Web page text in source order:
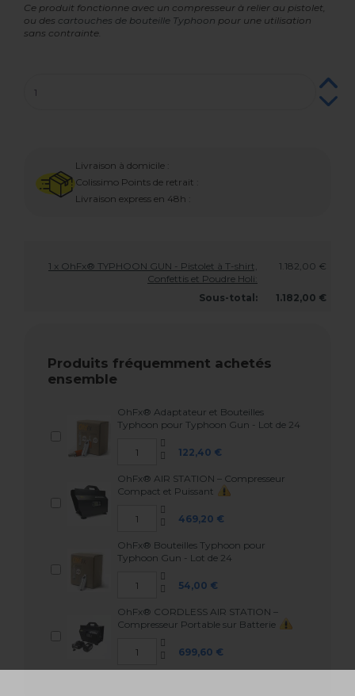
Ce produit fonctionne avec un compresseur à relier au pistolet,
ou des cartouches de bouteille Typhoon pour une utilisation
sans contrainte.
Livraison à domicile :
Colissimo Points de retrait :
Livraison express en 48h :
1 x OhFx® TYPHOON GUN - Pistolet à T-shirt,
Confettis et Poudre Holi:
1.182,00 €
Sous-total: 1.182,00 €
Produits fréquemment achetés
ensemble
OhFx® Adaptateur et Bouteilles
Typhoon pour Typhoon Gun - Lot de 24
122,40 €
OhFx® AIR STATION – Compresseur
Compact et Puissant
469,20 €
OhFx® Bouteilles Typhoon pour
Typhoon Gun - Lot de 24
54,00 €
OhFx® CORDLESS AIR STATION –
Compresseur Portable sur Batterie
699,60 €